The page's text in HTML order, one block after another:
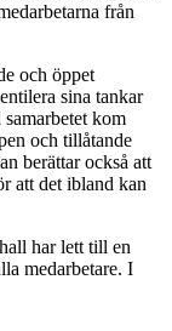
från
och öppet
sina tankar
kom
och tillåtande
berättar också att
att det ibland kan
har lett till en
medarbetare. I